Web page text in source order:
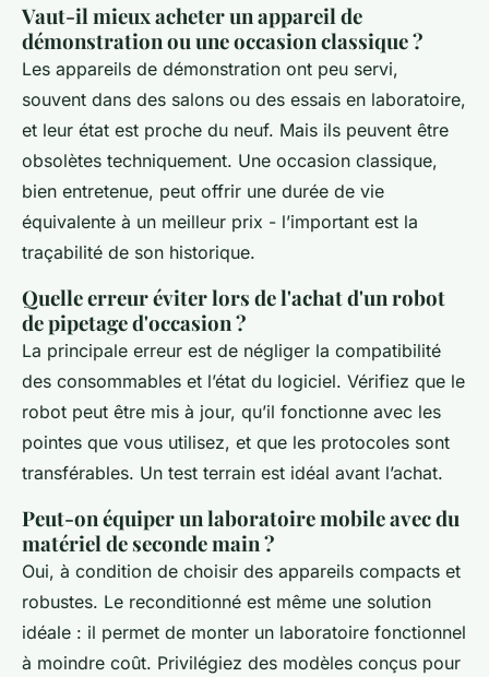
Vaut-il mieux acheter un appareil de
démonstration ou une occasion classique ?
Les appareils de démonstration ont peu servi,
souvent dans des salons ou des essais en laboratoire,
et leur état est proche du neuf. Mais ils peuvent être
obsolètes techniquement. Une occasion classique,
bien entretenue, peut offrir une durée de vie
équivalente à un meilleur prix - l’important est la
traçabilité de son historique.
Quelle erreur éviter lors de l'achat d'un robot
de pipetage d'occasion ?
La principale erreur est de négliger la compatibilité
des consommables et l’état du logiciel. Vérifiez que le
robot peut être mis à jour, qu’il fonctionne avec les
pointes que vous utilisez, et que les protocoles sont
transférables. Un test terrain est idéal avant l’achat.
Peut-on équiper un laboratoire mobile avec du
matériel de seconde main ?
Oui, à condition de choisir des appareils compacts et
robustes. Le reconditionné est même une solution
idéale : il permet de monter un laboratoire fonctionnel
à moindre coût. Privilégiez des modèles conçus pour